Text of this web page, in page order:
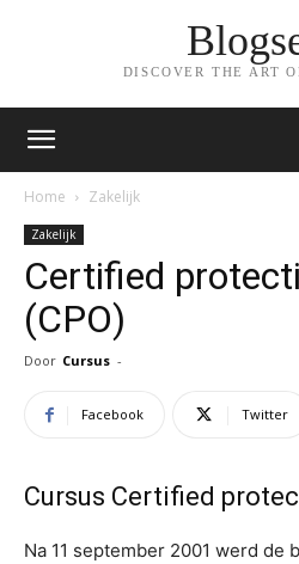
DISCOVER THE ART
Home Zakelijk
Zakelijk
Certified
(CPO)
Door Cursus -
Facebook Twitter
Cursus Certified
Na 11 september 2001 werd de